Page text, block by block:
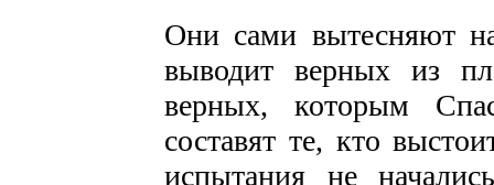
Они сами вытесняют
выводит верных из
верных, которым
составят те, кто
испытания не